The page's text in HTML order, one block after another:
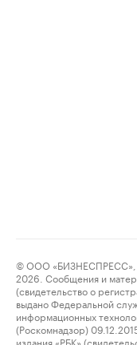
© ООО
2026. Сообщения и
(свидетельство о
выдано Федеральной
информационных
(Роскомнадзор)
издания «РБК»